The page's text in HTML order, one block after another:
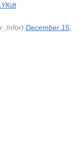
December 15,